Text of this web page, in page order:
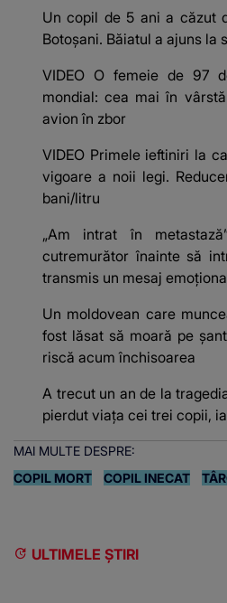
Un copil de 5 ani a căzut
Botoșani. Băiatul a ajuns la
VIDEO O femeie de 97
mondial: cea mai în
avion în zbor
VIDEO Primele ieftiniri la
vigoare a noii legi.
bani/litru
„Am intrat în
cutremurător înainte să
transmis un mesaj
Un moldovean care
fost lăsat să moară pe
riscă acum închisoarea
A trecut un an de la
pierdut viața cei trei copii,
MAI MULTE DESPRE:
COPIL MORT
COPIL INECAT
ULTIMELE ȘTIRI